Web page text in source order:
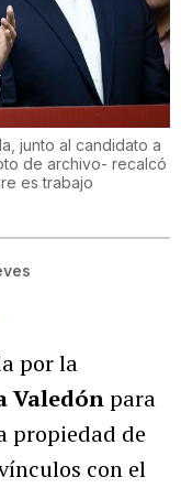
junto al candidato a
de archivo- recalcó
es trabajo
por la
Valedónpara
propiedad de
con el